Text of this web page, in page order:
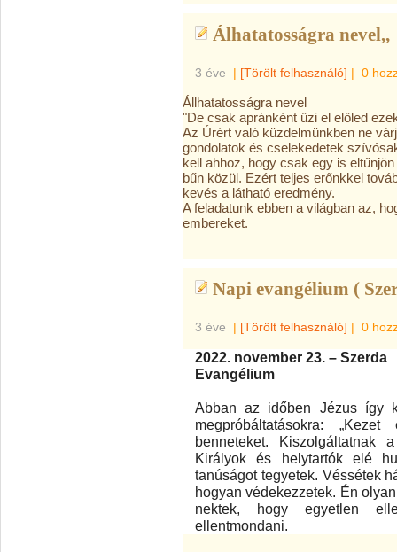
Álhatatosságra nevel,,
3 éve | [Törölt felhasználó] | 0
Állhatatosságra nevel
"De csak apránként űzi el előled
Az Úrért való küzdelmünkben ne
gondolatok és cselekedetek
kell ahhoz, hogy csak egy is
bűn közül. Ezért teljes erőnkkel
kevés a látható eredmény.
A feladatunk ebben a világban az,
embereket.
Napi evangélium (
3 éve | [Törölt felhasználó] | 0
2022. november 23. – Szerda
Evangélium
Abban az időben Jézus így
megpróbáltatásokra:
benneteket. Kiszolgáltatnak
Királyok és helytartók elé
tanúságot tegyetek. Véssétek
hogyan védekezzetek. Én
nektek, hogy egyetlen
ellentmondani.